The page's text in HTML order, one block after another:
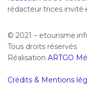
rédacteur·trices
© 2021 –
Tous droits réservés
Réalisation ARTGO
Crédits & Mentions